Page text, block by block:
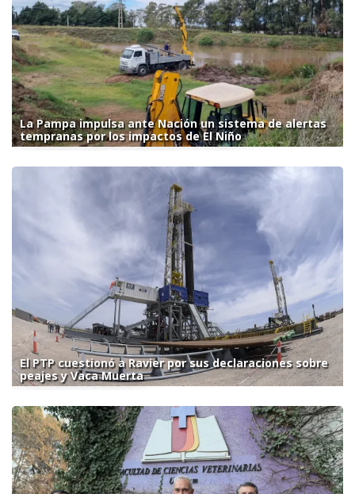
La Pampa impulsa ante Nación un sistema de alertas
tempranas por los impactos de El Niño
El PTP cuestionó a Ravier por sus declaraciones sobre
peajes y Vaca Muerta